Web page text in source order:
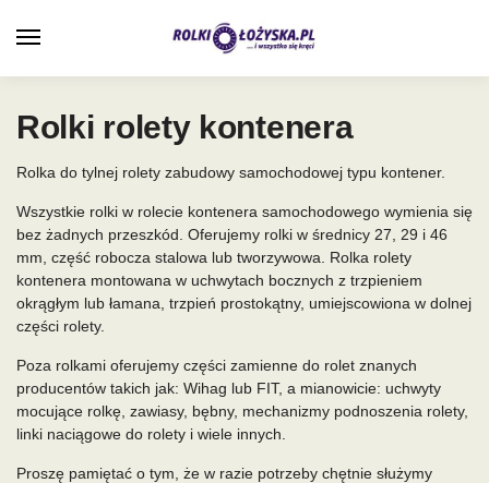
Rolki rolety kontenera
Rolka do tylnej rolety zabudowy samochodowej typu kontener.
Wszystkie rolki w rolecie kontenera samochodowego wymienia się
bez żadnych przeszkód. Oferujemy rolki w średnicy 27, 29 i 46
mm, część robocza stalowa lub tworzywowa. Rolka rolety
kontenera montowana w uchwytach bocznych z trzpieniem
okrągłym lub łamana, trzpień prostokątny, umiejscowiona w dolnej
części rolety.
Poza rolkami oferujemy części zamienne do rolet znanych
producentów takich jak: Wihag lub FIT, a mianowicie: uchwyty
mocujące rolkę, zawiasy, bębny, mechanizmy podnoszenia rolety,
linki naciągowe do rolety i wiele innych.
Proszę pamiętać o tym, że w razie potrzeby chętnie służymy